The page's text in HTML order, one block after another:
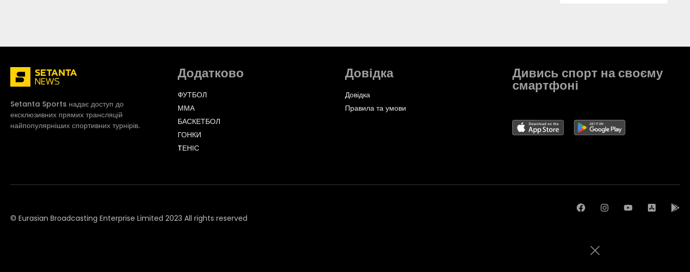
Setanta Sports надає доступ до
ексклюзивних прямих трансляцій
найпопулярніших спортивних турнірів.
Додатково
ФУТБОЛ
ММА
БАСКЕТБОЛ
ГОНКИ
TЕНІС
Довідка
Довідка
Правила та умови
Дивись спорт на своєму
смартфоні
© Eurasian Broadcasting Enterprise Limited 2023 All rights reserved